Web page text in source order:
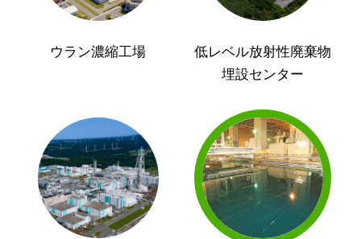
ウラン濃縮工場
低レベル放射性廃棄物
埋設センター